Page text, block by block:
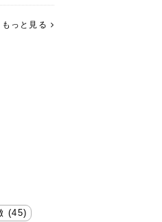
もっと見る
(45)